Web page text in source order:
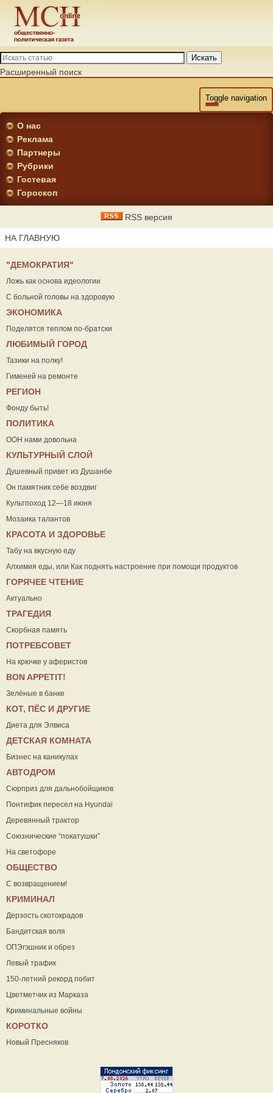
Искать
Расширенный поиск
Toggle navigation
О нас
Реклама
Партнеры
Рубрики
Гостевая
Гороскоп
RSS версия
НА ГЛАВНУЮ
"ДЕМОКРАТИЯ"
Ложь как основа идеологии
С больной головы на здоровую
ЭКОНОМИКА
Поделятся теплом по-братски
ЛЮБИМЫЙ ГОРОД
Тазики на полку!
Гименей на ремонте
РЕГИОН
Фонду быть!
ПОЛИТИКА
ООН нами довольна
КУЛЬТУРНЫЙ СЛОЙ
Душевный привет из Душанбе
Он памятник себе воздвиг
Культпоход 12—18 июня
Мозаика талантов
КРАСОТА И ЗДОРОВЬЕ
Табу на вкусную еду
Алхимия еды, или Как поднять настроение при помощи продуктов
ГОРЯЧЕЕ ЧТЕНИЕ
Актуально
ТРАГЕДИЯ
Скорбная память
ПОТРЕБСОВЕТ
На крючке у аферистов
ВON APPETIT!
Зелёные в банке
КОТ, ПЁС И ДРУГИЕ
Диета для Элвиса
ДЕТСКАЯ КОМНАТА
Бизнес на каникулах
АВТОДРОМ
Сюрприз для дальнобойщиков
Понтифик пересел на Hyundai
Деревянный трактор
Союзнические “покатушки”
На светофоре
ОБЩЕСТВО
С возвращением!
КРИМИНАЛ
Дерзость скотокрадов
Бандитская воля
ОПЭгэшник и обрез
Левый трафик
150-летний рекорд побит
Цветметчик из Марказа
Криминальные войны
КОРОТКО
Новый Пресняков